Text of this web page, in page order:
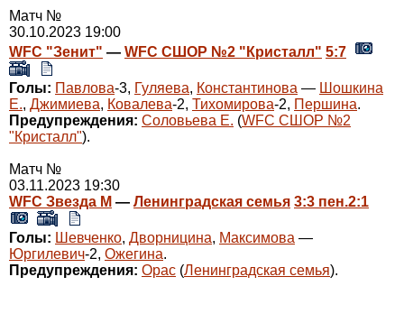
Матч №
30.10.2023 19:00
WFC "Зенит" — WFC СШОР №2 "Кристалл" 5:7
Голы: Павлова-3, Гуляева, Константинова — Шошкина
Е., Джимиева, Ковалева-2, Тихомирова-2, Першина.
Предупреждения: Соловьева Е. (WFC СШОР №2
"Кристалл").
Матч №
03.11.2023 19:30
WFC Звезда М — Ленинградская семья 3:3 пен.2:1
Голы: Шевченко, Дворницина, Максимова —
Юргилевич-2, Ожегина.
Предупреждения: Орас (Ленинградская семья).